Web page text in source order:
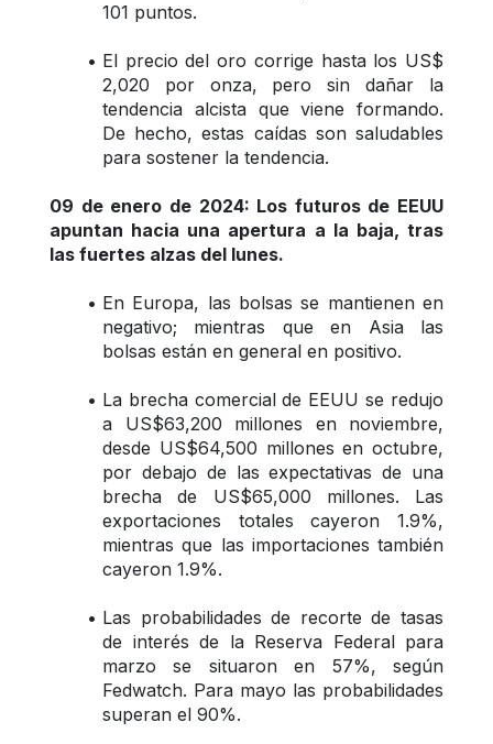
101 puntos.
El precio del oro corrige hasta los US$
2,020 por onza, pero sin dañar la
tendencia alcista que viene formando.
De hecho, estas caídas son saludables
para sostener la tendencia.
09 de enero de 2024: Los futuros de EEUU
apuntan hacia una apertura a la baja, tras
las fuertes alzas del lunes.
En Europa, las bolsas se mantienen en
negativo; mientras que en Asia las
bolsas están en general en positivo.
La brecha comercial de EEUU se redujo
a US$63,200 millones en noviembre,
desde US$64,500 millones en octubre,
por debajo de las expectativas de una
brecha de US$65,000 millones. Las
exportaciones totales cayeron 1.9%,
mientras que las importaciones también
cayeron 1.9%.
Las probabilidades de recorte de tasas
de interés de la Reserva Federal para
marzo se situaron en 57%, según
Fedwatch. Para mayo las probabilidades
superan el 90%.